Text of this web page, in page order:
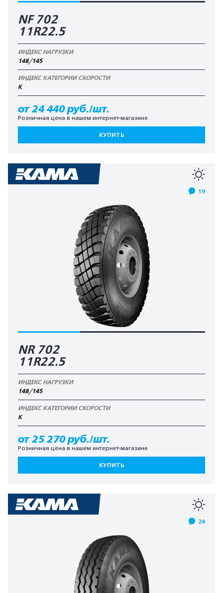
NF 702
11R22.5
ИНДЕКС НАГРУЗКИ
148/145
ИНДЕКС КАТЕГОРИИ СКОРОСТИ
K
от 24 440 руб./шт.
Розничная цена в нашем интернет-магазине
КУПИТЬ
19
NR 702
11R22.5
ИНДЕКС НАГРУЗКИ
148/145
ИНДЕКС КАТЕГОРИИ СКОРОСТИ
К
от 25 270 руб./шт.
Розничная цена в нашем интернет-магазине
КУПИТЬ
24